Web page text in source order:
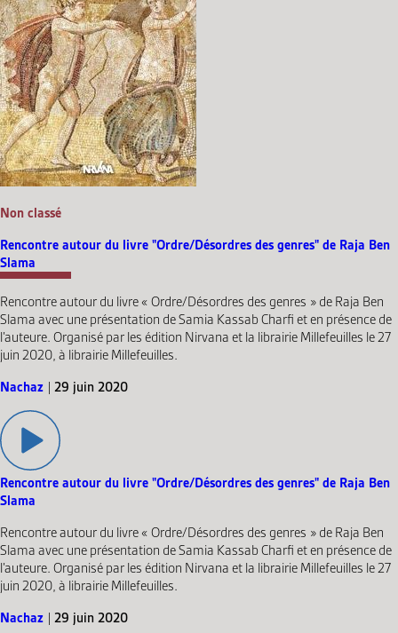
Non classé
Rencontre autour du livre "Ordre/Désordres des genres" de Raja Ben
Slama
Rencontre autour du livre « Ordre/Désordres des genres » de Raja Ben
Slama avec une présentation de Samia Kassab Charfi et en présence de
l’auteure. Organisé par les édition Nirvana et la librairie Millefeuilles le 27
juin 2020, à librairie Millefeuilles.
Nachaz | 29 juin 2020
Rencontre autour du livre "Ordre/Désordres des genres" de Raja Ben
Slama
Rencontre autour du livre « Ordre/Désordres des genres » de Raja Ben
Slama avec une présentation de Samia Kassab Charfi et en présence de
l’auteure. Organisé par les édition Nirvana et la librairie Millefeuilles le 27
juin 2020, à librairie Millefeuilles.
Nachaz | 29 juin 2020